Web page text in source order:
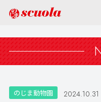
のじま動物園 2024.10.31